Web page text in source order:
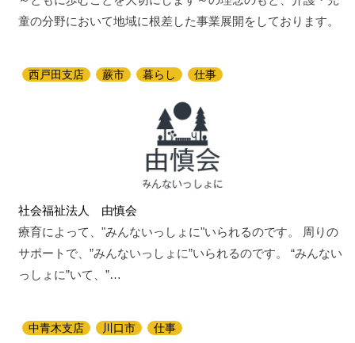
童の分野において地域に根差した事業展開をしております。
西戸田支店 蕨市 暮らし 仕事
社会福祉法人 由慎会
療育によって、"みんないっしょに"いられるのです。 周りの
サポートで、”みんないっしょに”いられるのです。 “みんない
っしょに”いて、”…
中青木支店 川口市 仕事